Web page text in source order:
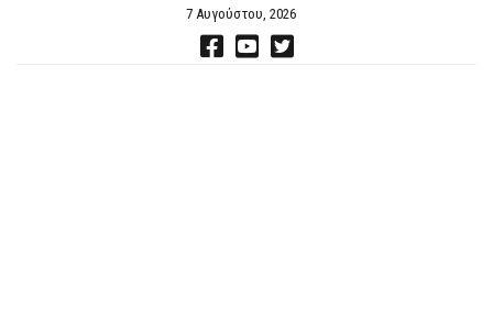
7 Αυγούστου, 2026